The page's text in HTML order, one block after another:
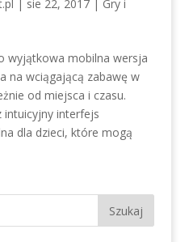
| sie 22, 2017| Gry i
wyjątkowa mobilna wersja
na wciągającą zabawę w
od miejsca i czasu.
intuicyjny interfejs
dla dzieci, które mogą